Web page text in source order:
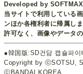
Developed by
当サイトで利用している
ンほか各権利者に帰属しま
許可なく、画像やデータ
●韓国版:SD건담 캡슐파이
Copyright by ⓒSOTSU,
ⓒBANDAI KOREA